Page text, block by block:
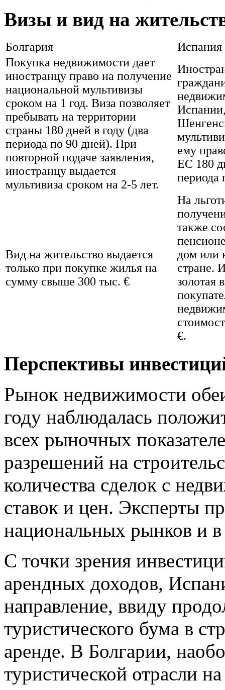
Визы и вид на
Болгария
Испания
Покупка недвижимости дает
иностранцу право на получение
национальной мультивизы
сроком на 1 год. Виза позволяет
пребывать на территории
страны 180 дней в году (два
периода по 90 дней). При
повторной подаче заявления,
иностранцу выдается
мультивиза сроком на 2-5 лет.
ему
ЕС 180
периода
Вид на жительство выдается
только при покупке жилья на
сумму свыше 300 тыс. €
На
также
дом или
стране.
золотая
€.
Перспективы
Рынок недвижимости
году наблюдалась
всех рыночных
разрешений на
количества сделок с
ставок и цен. Эксперты
национальных рынков и
С точки зрения
арендных доходов,
направление, ввиду
туристического бума в
аренде. В Болгарии,
туристической отрасли